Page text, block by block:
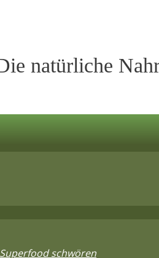
natürliche
schwören